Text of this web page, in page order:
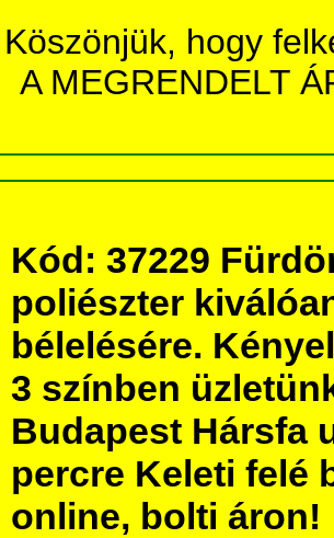
Köszönjük, hogy
A MEGRENDELT
Kód: 37229
poliészter
bélelésére.
3 színben
Budapest Hársfa
percre Keleti felé
online, bolti áron!